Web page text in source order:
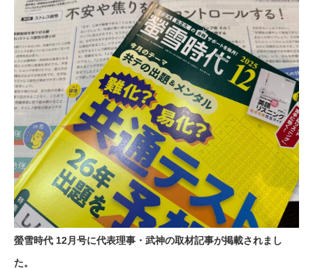
螢雪時代 12月号に代表理事・武神の取材記事が掲載されまし
た。